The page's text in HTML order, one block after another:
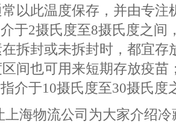
以此温度保存，并由专注
于2摄氏度至8摄氏度之间
拆封或未拆封时，都宜存
间也可用来短期存放疫苗
介于10摄氏度至30摄氏度
上海物流公司为大家介绍冷